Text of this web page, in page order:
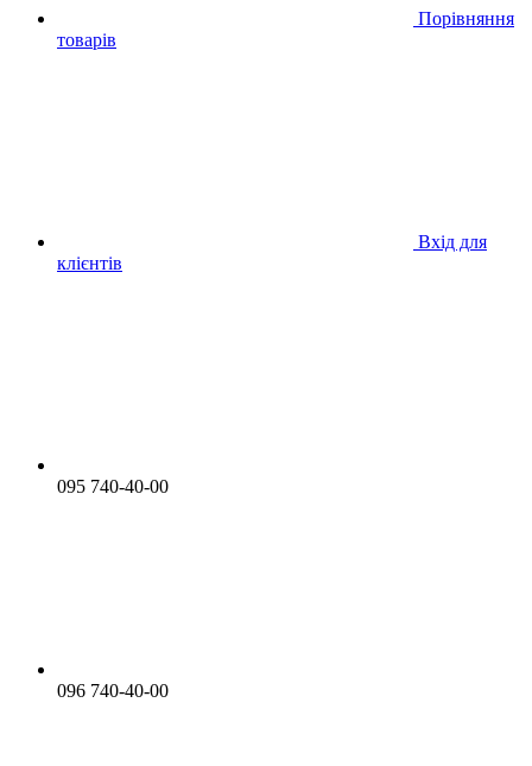
Порівняння
товарів
Вхід для
клієнтів
095 740-40-00
096 740-40-00